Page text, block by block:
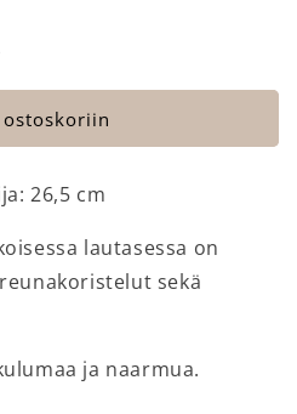
ostoskoriin
26,5 cm
lautasessa on
sekä
ja naarmua.